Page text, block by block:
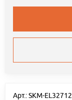
Арт.: SKM-EL32712